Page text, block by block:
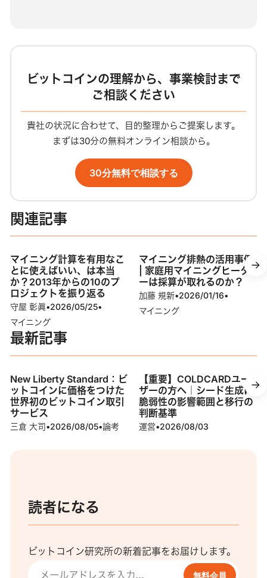
ビットコインの理解から、事業検討まで
ご相談ください
貴社の状況に合わせて、目的整理からご提案します。
まずは30分の無料オンライン相談から。
30分無料で相談する
関連記事
マイニング計算を有用なこ
とに使えばいい、は本当
か？2013年からの10のプ
ロジェクトを振り返る
守屋 彰眞•2026/05/25•
マイニング
マイニング排熱の活用事例
| 家庭用マイニングヒータ
ーは採算が取れるのか？
加藤 規新•2026/01/16•
マイニング
最新記事
New Liberty Standard：ビ
ットコインに価格をつけた
世界初のビットコイン取引
サービス
三倉 大司•2026/08/05•論考
【重要】COLDCARDユー
ザーの方へ｜シード生成に
脆弱性の影響範囲と移行の
判断基準
運営•2026/08/03
読者になる
ビットコイン研究所の新着記事をお届けします。
無料会員